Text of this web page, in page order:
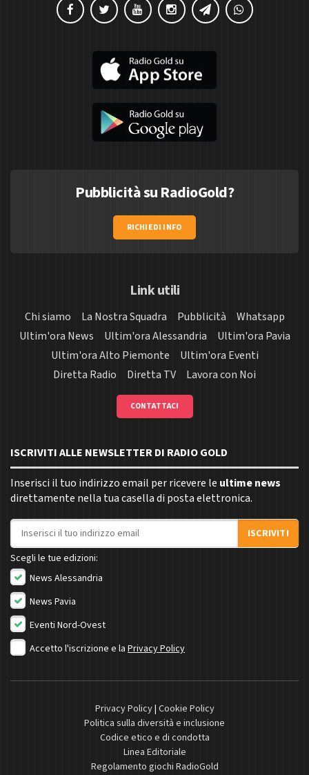
Pubblicità su RadioGold?
RICHIEDI INFO
Link utili
Chi siamo La Nostra Squadra Pubblicità
Whatsapp
Ultim'ora News
Ultim'ora Alessandria
Ultim'ora Pavia
Ultim'ora Alto Piemonte
Ultim'ora Eventi
Diretta Radio
Diretta TV Lavora con Noi
CONTATTACI
ISCRIVITI ALLE NEWSLETTER DI RADIO GOLD
Inserisci il tuo indirizzo email per ricevere le ultime news
direttamente nella tua casella di posta elettronica.
Indirizzo email
ISCRIVITI
Scegli le tue edizioni:
News Alessandria
News Pavia
Eventi Nord-Ovest
Accetto l'iscrizione e la Privacy Policy
Privacy Policy| Cookie Policy
Politica sulla diversità e inclusione
Codice etico e di condotta
Linea Editoriale
Regolamento giochi RadioGold